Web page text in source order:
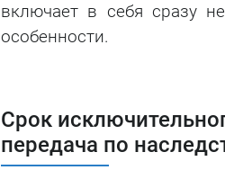
включает в себя сразу
особенности.
Срок
передача по